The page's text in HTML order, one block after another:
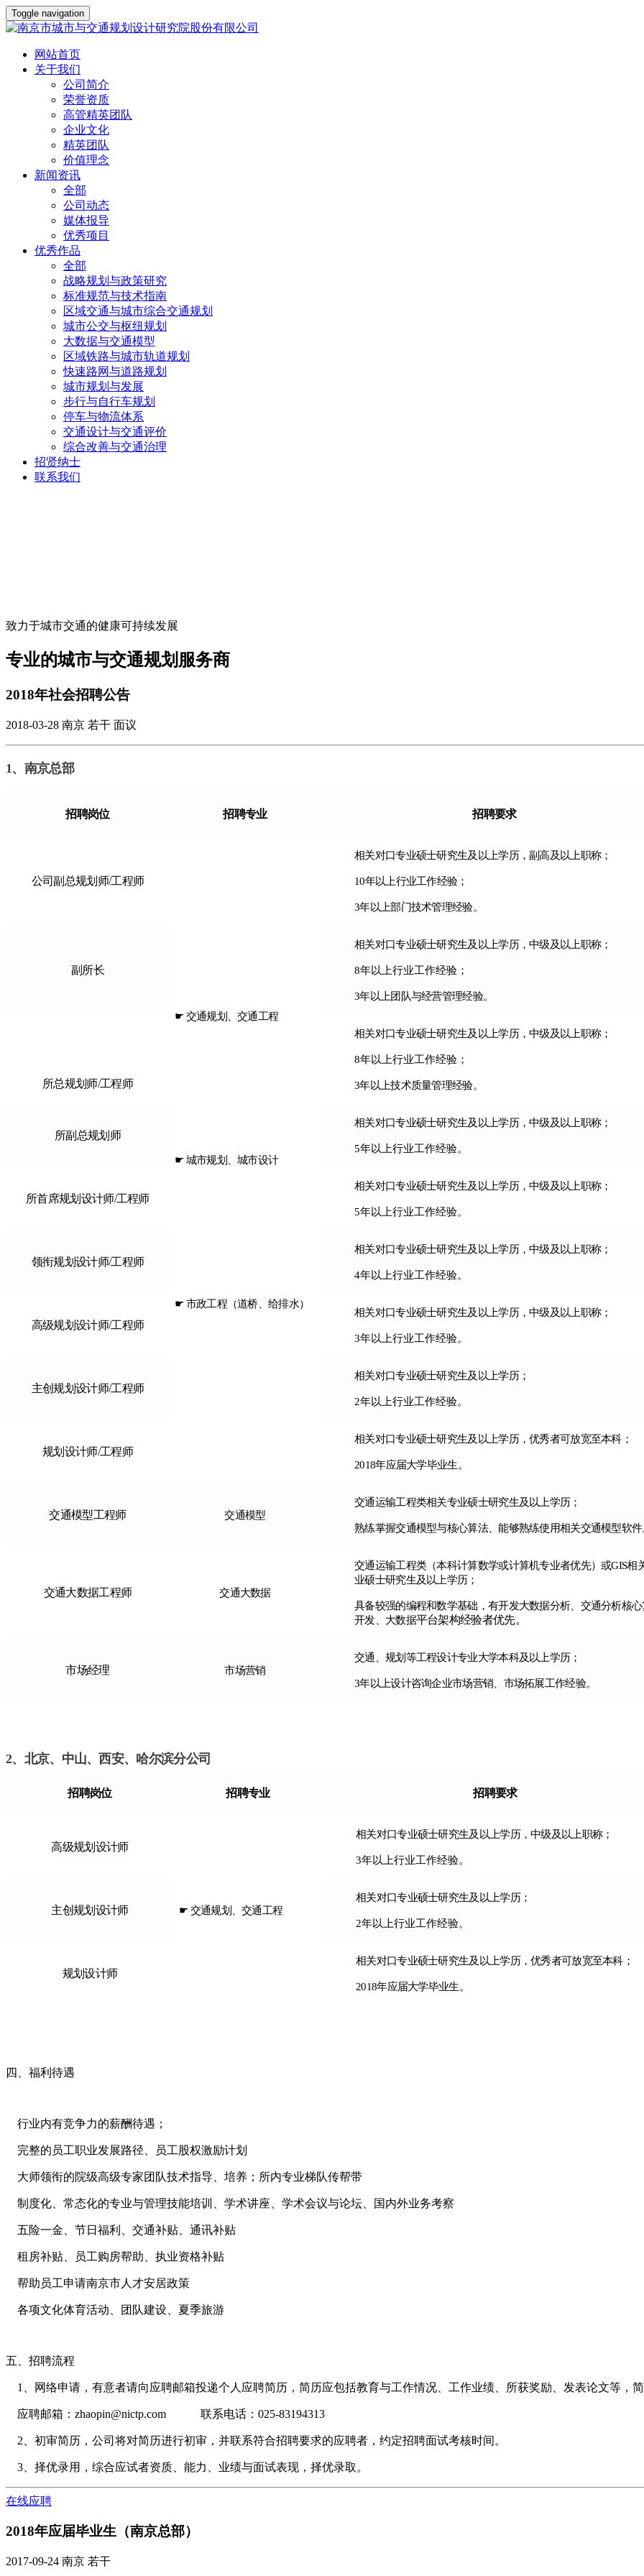
Toggle navigation
网站首页
关于我们
公司简介
荣誉资质
高管精英团队
企业文化
精英团队
价值理念
新闻资讯
全部
公司动态
媒体报导
优秀项目
优秀作品
全部
战略规划与政策研究
标准规范与技术指南
区域交通与城市综合交通规划
城市公交与枢纽规划
大数据与交通模型
区域铁路与城市轨道规划
快速路网与道路规划
城市规划与发展
步行与自行车规划
停车与物流体系
交通设计与交通评价
综合改善与交通治理
招贤纳士
联系我们
致力于城市交通的健康可持续发展
专业的城市与交通规划服务商
2018年社会招聘公告
2018-03-28 南京 若干 面议
1、南京总部
招聘岗位 招聘专业 招聘要求
公司副总规划师/工程师
☛ 交通规划、交通工程
☛ 城市规划、城市设计
☛ 市政工程（道桥、给排水）
相关对口专业硕士研究生及以上学历，副高及以上职称；
10年以上行业工作经验；
3年以上部门技术管理经验。
副所长
相关对口专业硕士研究生及以上学历，中级及以上职称；
8年以上行业工作经验；
3年以上团队与经营管理经验。
所总规划师/工程师
相关对口专业硕士研究生及以上学历，中级及以上职称；
8年以上行业工作经验；
3年以上技术质量管理经验。
所副总规划师
相关对口专业硕士研究生及以上学历，中级及以上职称；
5年以上行业工作经验。
所首席规划设计师/工程师
相关对口专业硕士研究生及以上学历，中级及以上职称；
5年以上行业工作经验。
领衔规划设计师/工程师
相关对口专业硕士研究生及以上学历，中级及以上职称；
4年以上行业工作经验。
高级规划设计师/工程师
相关对口专业硕士研究生及以上学历，中级及以上职称；
3年以上行业工作经验。
主创规划设计师/工程师
相关对口专业硕士研究生及以上学历；
2年以上行业工作经验。
规划设计师/工程师
相关对口专业硕士研究生及以上学历，优秀者可放宽至本科；
2018年应届大学毕业生。
交通模型工程师 交通模型
交通运输工程类相关专业硕士研究生及以上学历；
熟练掌握交通模型与核心算法、能够熟练使用相关交通模型软件
交通大数据工程师 交通大数据
交通运输工程类（本科计算数学或计算机专业者优先）或GIS相
业硕士研究生及以上学历；
具备较强的编程和数学基础，有开发大数据分析、交通分析核
开发、大数据平台架构经验者优先。
市场经理 市场营销
交通、规划等工程设计专业大学本科及以上学历；
3年以上设计咨询企业市场营销、市场拓展工作经验。
2、北京、中山、西安、哈尔滨分公司
招聘岗位 招聘专业 招聘要求
高级规划设计师
☛ 交通规划、交通工程
相关对口专业硕士研究生及以上学历，中级及以上职称；
3年以上行业工作经验。
主创规划设计师
相关对口专业硕士研究生及以上学历；
2年以上行业工作经验。
规划设计师
相关对口专业硕士研究生及以上学历，优秀者可放宽至本科；
2018年应届大学毕业生。
四、福利待遇
行业内有竞争力的薪酬待遇；
完整的员工职业发展路径、员工股权激励计划
大师领衔的院级高级专家团队技术指导、培养；所内专业梯队传帮带
制度化、常态化的专业与管理技能培训、学术讲座、学术会议与论坛、国内外业务考察
五险一金、节日福利、交通补贴、通讯补贴
租房补贴、员工购房帮助、执业资格补贴
帮助员工申请南京市人才安居政策
各项文化体育活动、团队建设、夏季旅游
五、招聘流程
1、网络申请，有意者请向应聘邮箱投递个人应聘简历，简历应包括教育与工作情况、工作业绩、所获奖励、发表论文等，简
应聘邮箱：zhaopin@nictp.com 联系电话：025-83194313
2、初审简历，公司将对简历进行初审，并联系符合招聘要求的应聘者，约定招聘面试考核时间。
3、择优录用，综合应试者资质、能力、业绩与面试表现，择优录取。
在线应聘
2018年应届毕业生（南京总部）
2017-09-24 南京 若干